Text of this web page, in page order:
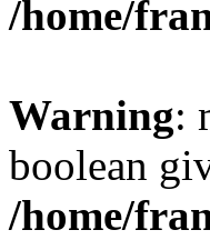
/home/
Warning:
boolean
/home/